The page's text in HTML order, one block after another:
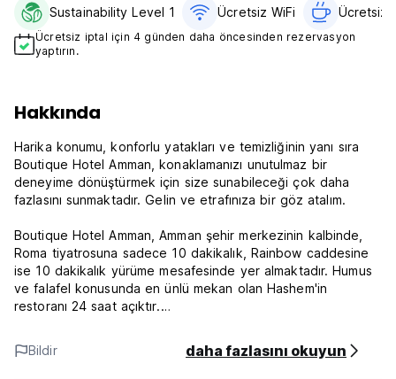
Sustainability Level 1 Ücretsiz WiFi Ücretsiz
Ücretsiz iptal için 4 günden daha öncesinden rezervasyon
yaptırın.
Hakkında
Harika konumu, konforlu yatakları ve temizliğinin yanı sıra
Boutique Hotel Amman, konaklamanızı unutulmaz bir
deneyime dönüştürmek için size sunabileceği çok daha
fazlasını sunmaktadır. Gelin ve etrafınıza bir göz atalım.
Boutique Hotel Amman, Amman şehir merkezinin kalbinde,
Roma tiyatrosuna sadece 10 dakikalık, Rainbow caddesine
ise 10 dakikalık yürüme mesafesinde yer almaktadır. Humus
ve falafel konusunda en ünlü mekan olan Hashem'in
restoranı 24 saat açıktır.
Ürdün gezisine geziyle başlamak isteyenler için Ölü Deniz,
Havaalanı, Jerash, Ana Kaplıcalar ve daha pek çok ünlü
Bildir daha fazlasını okuyun